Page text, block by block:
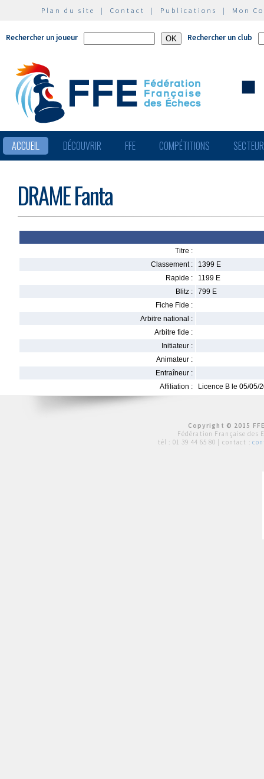
Plan du site | Contact | Publications | Mon
Rechercher un joueur Rechercher un club
ACCUEIL DÉCOUVRIR FFE COMPÉTITIONS
DRAME Fanta
Titre :
Classement :
1399 E
Rapide :
1199 E
Blitz :
799 E
Fiche Fide :
Arbitre national :
Arbitre fide :
Initiateur :
Animateur :
Entraîneur :
Affiliation :
Licence B le 05/05/
Copyright © 2015
Fédération Française des
tél : 01 39 44 65 80 | contact :